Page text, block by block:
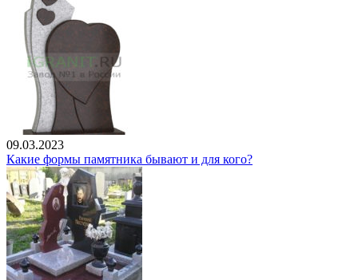
09.03.2023
Какие формы памятника бывают и для кого?